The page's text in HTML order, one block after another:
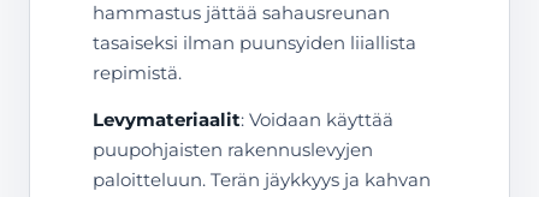
hammastus jättää sahausreunan
tasaiseksi ilman puunsyiden liiallista
repimistä.
Levymateriaalit: Voidaan käyttää
puupohjaisten rakennuslevyjen
paloitteluun. Terän jäykkyys ja kahvan